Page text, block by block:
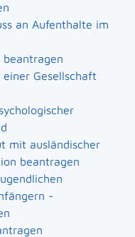
an Aufenthalte im
Gesellschaft
mit ausländischer
beantragen
-